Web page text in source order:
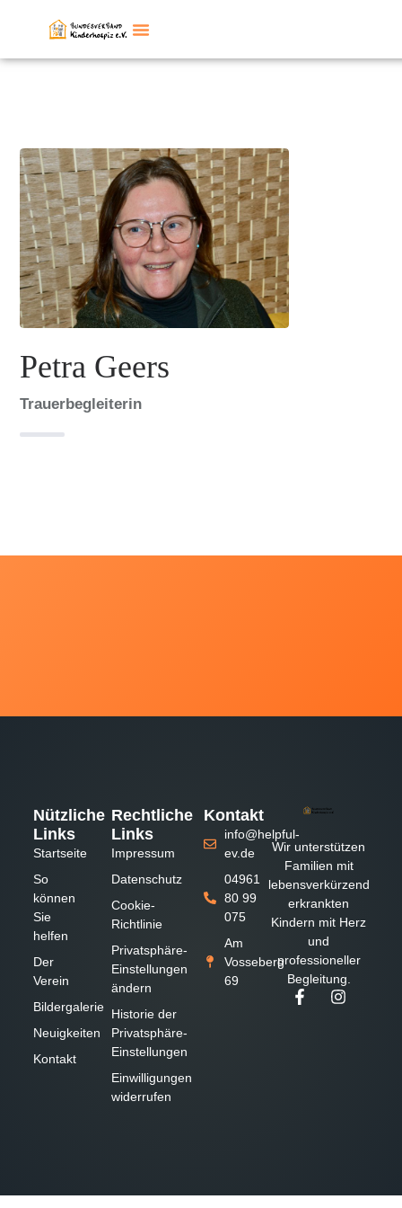
Petra Geers
Trauerbegleiterin
Wir unterstützen
Familien mit
lebensverkürzend
erkrankten
Kindern mit Herz
und
professioneller
Begleitung.
Nützliche
Links
Startseite
So
können
Sie
helfen
Der
Verein
Bildergalerie
Neuigkeiten
Kontakt
Rechtliche
Links
Impressum
Datenschutz
Cookie-
Richtlinie
Privatsphäre-
Einstellungen
ändern
Historie der
Privatsphäre-
Einstellungen
Einwilligungen
widerrufen
Kontakt
info@helpful-
ev.de
04961
80 99
075
Am
Vosseberg
69